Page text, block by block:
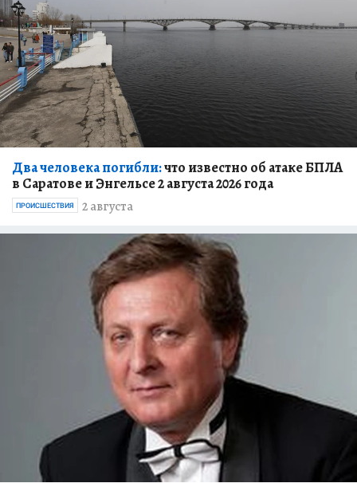
Два человека погибли:что известно об атаке БПЛА
в Саратове и Энгельсе 2 августа 2026 года
2 августа
ПРОИСШЕСТВИЯ